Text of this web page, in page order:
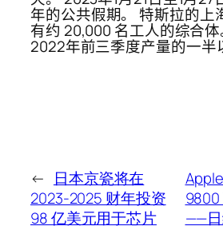
年的公共假期。 特斯拉的上
有约 20,000 名工人的综合
2022年前三季度产量的一半
←
日本京瓷将在
2023-2025 财年投资
98 亿美元用于芯片
——